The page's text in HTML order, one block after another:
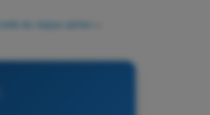
du risque aérien